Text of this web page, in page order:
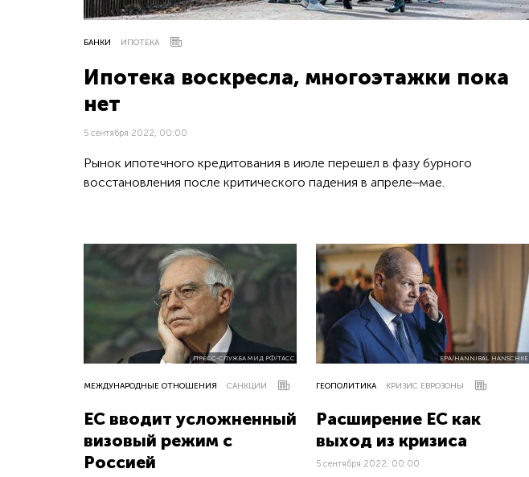
БАНКИ ИПОТЕКА
Ипотека воскресла, многоэтажки пока
нет
5 сентября 2022, 00:00
Рынок ипотечного кредитования в июле перешел в фазу бурного
восстановления после критического падения в апреле‒мае.
ПРЕСС-СЛУЖБА МИД РФ/ТАСС
МЕЖДУНАРОДНЫЕ ОТНОШЕНИЯ САНКЦИИ
ЕС вводит усложненный
визовый режим с
Россией
EPA/HANNIBAL HANSCHKE
ГЕОПОЛИТИКА КРИЗИС ЕВРОЗОНЫ
Расширение ЕС как
выход из кризиса
5 сентября 2022, 00:00